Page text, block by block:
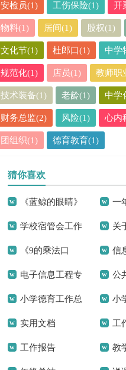
安检员(1) 工伤保险(1) 开
物料(1) 居间(1) 股权(1)
文化节(1) 杜郎口(1) 中学
规范化(1) 店员(1) 教师职
技术装备(1) 老龄(1) 中学
财务总监(2) 风险(1) 心内
团组织(1) 德育教育(1)
猜你喜欢
《蓝鲸的眼睛》
读后感(汇编15篇)
一
家长
学校宿管会工作
计划
关
报告
《9的乘法口
诀》二年级数学教
学反思
信
划16
电子信息工程专
业自荐信
公
育工
小学德育工作总
结2篇
小
上册
实用文档 工
工作报告 教